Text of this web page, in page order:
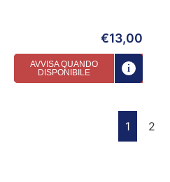
€13,00
AVVISA QUANDO
DISPONIBILE
1 2